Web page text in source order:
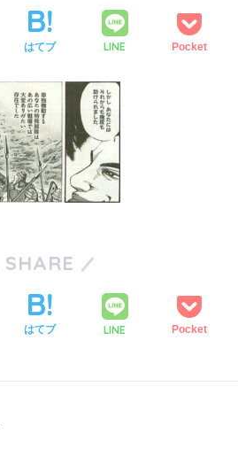
はてブ LINE Pocket
SHARE
はてブ LINE Pocket